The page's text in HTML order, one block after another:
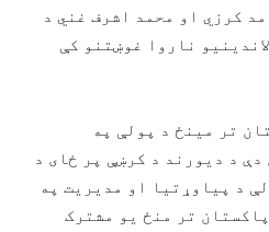
کرزي او محمد اشرف غني د
ناروا غوښتنو کې
تر مینځ د پولې په
د دیورند د کرښې پر ځای د
د پیاوړتیا او مدیریت په
تر منځ یو مشترک